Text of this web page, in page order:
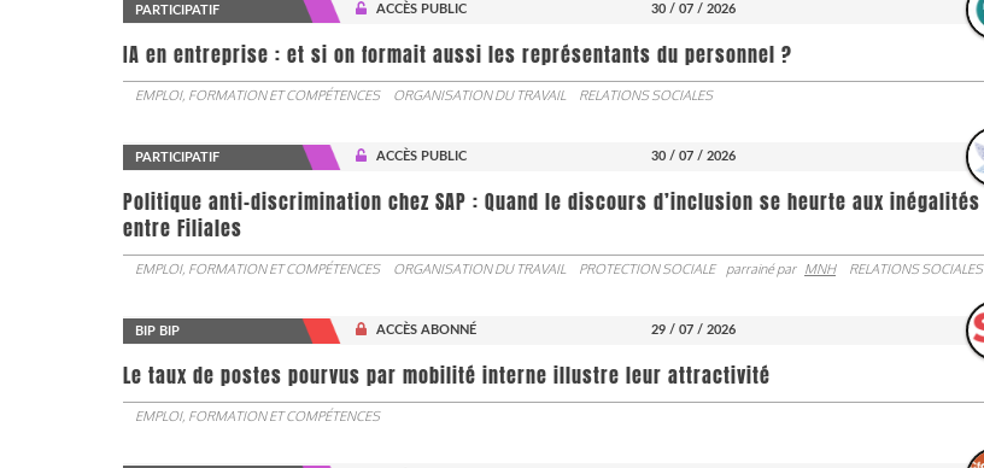
PARTICIPATIF ACCÈS PUBLIC 30 / 07 / 2026
IA en entreprise : et si on formait aussi les représentants du personnel ?
EMPLOI, FORMATION ET COMPÉTENCES ORGANISATION DU TRAVAIL RELATIONS SOCIALES
PARTICIPATIF ACCÈS PUBLIC 30 / 07 / 2026
Politique anti-discrimination chez SAP : Quand le discours d’inclusion se heurte aux inégalités
entre Filiales
EMPLOI, FORMATION ET COMPÉTENCES ORGANISATION DU TRAVAIL PROTECTION SOCIALE parrainé par MNH RELATIONS SOCIALES
BIP BIP ACCÈS ABONNÉ 29 / 07 / 2026
Le taux de postes pourvus par mobilité interne illustre leur attractivité
EMPLOI, FORMATION ET COMPÉTENCES